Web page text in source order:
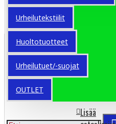
Urheilutekstiilit
Huoltotuotteet
Urheilutuet/-suojat
OUTLET
Avainsanat:
kartiosarja
ERIKOISTARJOUKSET
Lisää